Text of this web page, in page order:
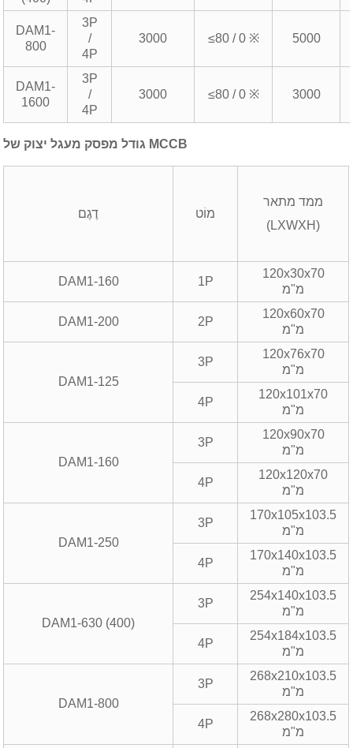
DAM1-
800
3P
/
4P
3000 ≤80 / 0 ※ 5000
DAM1-
1600
3P
/
4P
3000 ≤80 / 0 ※ 3000
גודל מפסק מעגל יצוק של MCCB
דֶגֶם מוֹט
ממד מתאר
(LXWXH)
DAM1-160 1P
120x30x70
מ"מ
DAM1-200 2P
120x60x70
מ"מ
DAM1-125
3P
120x76x70
מ"מ
4P
120x101x70
מ"מ
DAM1-160
3P
120x90x70
מ"מ
4P
120x120x70
מ"מ
DAM1-250
3P
170x105x103.5
מ"מ
4P
170x140x103.5
מ"מ
DAM1-630 (400)
3P
254x140x103.5
מ"מ
4P
254x184x103.5
מ"מ
DAM1-800
3P
268x210x103.5
מ"מ
4P
268x280x103.5
מ"מ